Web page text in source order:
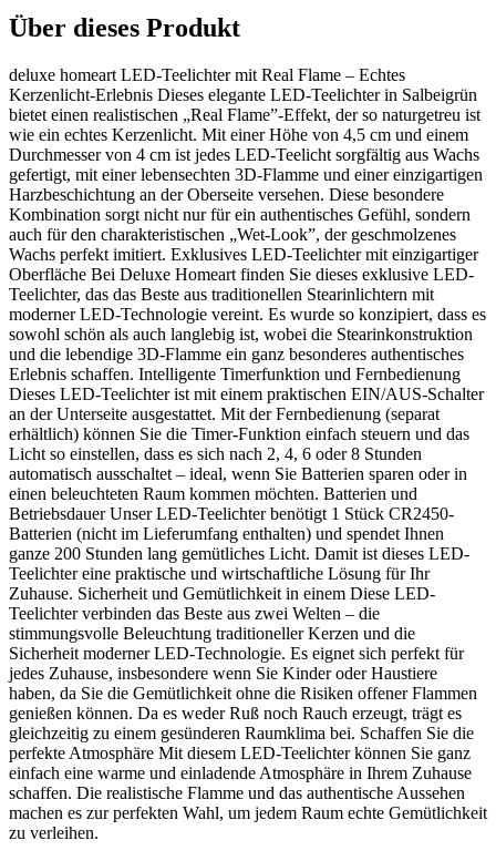
Über dieses Produkt
deluxe homeart LED-Teelichter mit Real Flame – Echtes
Kerzenlicht-Erlebnis Dieses elegante LED-Teelichter in Salbeigrün
bietet einen realistischen „Real Flame”-Effekt, der so naturgetreu ist
wie ein echtes Kerzenlicht. Mit einer Höhe von 4,5 cm und einem
Durchmesser von 4 cm ist jedes LED-Teelicht sorgfältig aus Wachs
gefertigt, mit einer lebensechten 3D-Flamme und einer einzigartigen
Harzbeschichtung an der Oberseite versehen. Diese besondere
Kombination sorgt nicht nur für ein authentisches Gefühl, sondern
auch für den charakteristischen „Wet-Look”, der geschmolzenes
Wachs perfekt imitiert. Exklusives LED-Teelichter mit einzigartiger
Oberfläche Bei Deluxe Homeart finden Sie dieses exklusive LED-
Teelichter, das das Beste aus traditionellen Stearinlichtern mit
moderner LED-Technologie vereint. Es wurde so konzipiert, dass es
sowohl schön als auch langlebig ist, wobei die Stearinkonstruktion
und die lebendige 3D-Flamme ein ganz besonderes authentisches
Erlebnis schaffen. Intelligente Timerfunktion und Fernbedienung
Dieses LED-Teelichter ist mit einem praktischen EIN/AUS-Schalter
an der Unterseite ausgestattet. Mit der Fernbedienung (separat
erhältlich) können Sie die Timer-Funktion einfach steuern und das
Licht so einstellen, dass es sich nach 2, 4, 6 oder 8 Stunden
automatisch ausschaltet – ideal, wenn Sie Batterien sparen oder in
einen beleuchteten Raum kommen möchten. Batterien und
Betriebsdauer Unser LED-Teelichter benötigt 1 Stück CR2450-
Batterien (nicht im Lieferumfang enthalten) und spendet Ihnen
ganze 200 Stunden lang gemütliches Licht. Damit ist dieses LED-
Teelichter eine praktische und wirtschaftliche Lösung für Ihr
Zuhause. Sicherheit und Gemütlichkeit in einem Diese LED-
Teelichter verbinden das Beste aus zwei Welten – die
stimmungsvolle Beleuchtung traditioneller Kerzen und die
Sicherheit moderner LED-Technologie. Es eignet sich perfekt für
jedes Zuhause, insbesondere wenn Sie Kinder oder Haustiere
haben, da Sie die Gemütlichkeit ohne die Risiken offener Flammen
genießen können. Da es weder Ruß noch Rauch erzeugt, trägt es
gleichzeitig zu einem gesünderen Raumklima bei. Schaffen Sie die
perfekte Atmosphäre Mit diesem LED-Teelichter können Sie ganz
einfach eine warme und einladende Atmosphäre in Ihrem Zuhause
schaffen. Die realistische Flamme und das authentische Aussehen
machen es zur perfekten Wahl, um jedem Raum echte Gemütlichkeit
zu verleihen.